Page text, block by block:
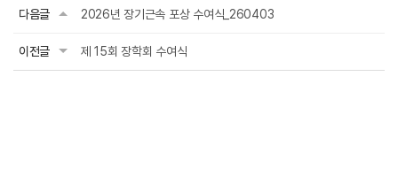
다음글 2026년 장기근속 포상 수여식_260403
이전글 제 15회 장학회 수여식